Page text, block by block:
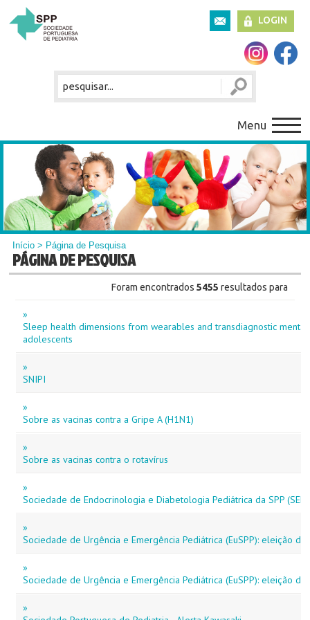
LOGIN
Menu
Início > Página de Pesquisa
PÁGINA DE PESQUISA
Foram encontrados 5455resultados para
»
Sleep health dimensions from wearables and transdiagnostic
adolescents
»
SNIPI
»
Sobre as vacinas contra a Gripe A (H1N1)
»
Sobre as vacinas contra o rotavírus
»
Sociedade de Endocrinologia e Diabetologia Pediátrica da SPP
»
Sociedade de Urgência e Emergência Pediátrica (EuSPP): eleição
»
Sociedade de Urgência e Emergência Pediátrica (EuSPP): eleição
»